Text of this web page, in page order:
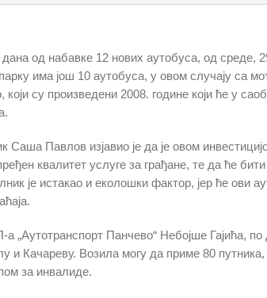
од набавке 12 нових аутобуса, од среде,
има још 10 аутобуса, у овом случају са
су произведени 2008. године који ће у
Саша Павлов изјавио је да је овом
квалитет услуге за грађане, те да ће
је истакао и еколошки фактор, јер ће ови
„Аутотранспорт Панчево“ Небојше Гајића,
и Качареву. Возила могу да приме 80
за инвалиде.